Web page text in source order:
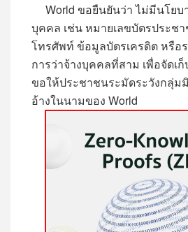
World ขอยืนยันว่า ไม่มีนโย
บุคคล เช่น หมายเลขบัตรประช
โทรศัพท์ ข้อมูลบัตรเครดิต หรือ
การว่าจ้างบุคคลที่สาม เพื่อจัดเ
ขอให้ประชาชนระมัดระวังกลุ่ม
อ้างในนามของ World